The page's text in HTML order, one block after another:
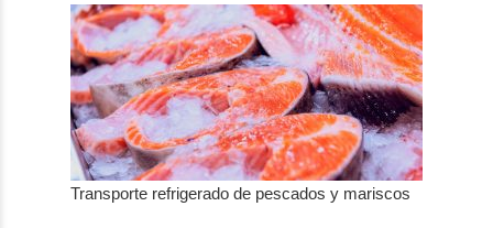
Transporte refrigerado de pescados y mariscos